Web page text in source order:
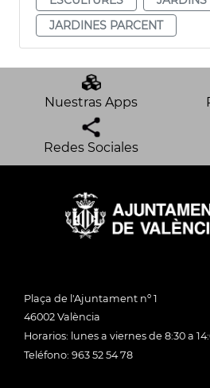
JARDINES PARCENT
Nuestras Apps
Redes Sociales
Plaça de l'Ajuntament nº 1
46002 València
Horarios: lunes a viernes de 8:30 a
Teléfono: 963 52 54 78